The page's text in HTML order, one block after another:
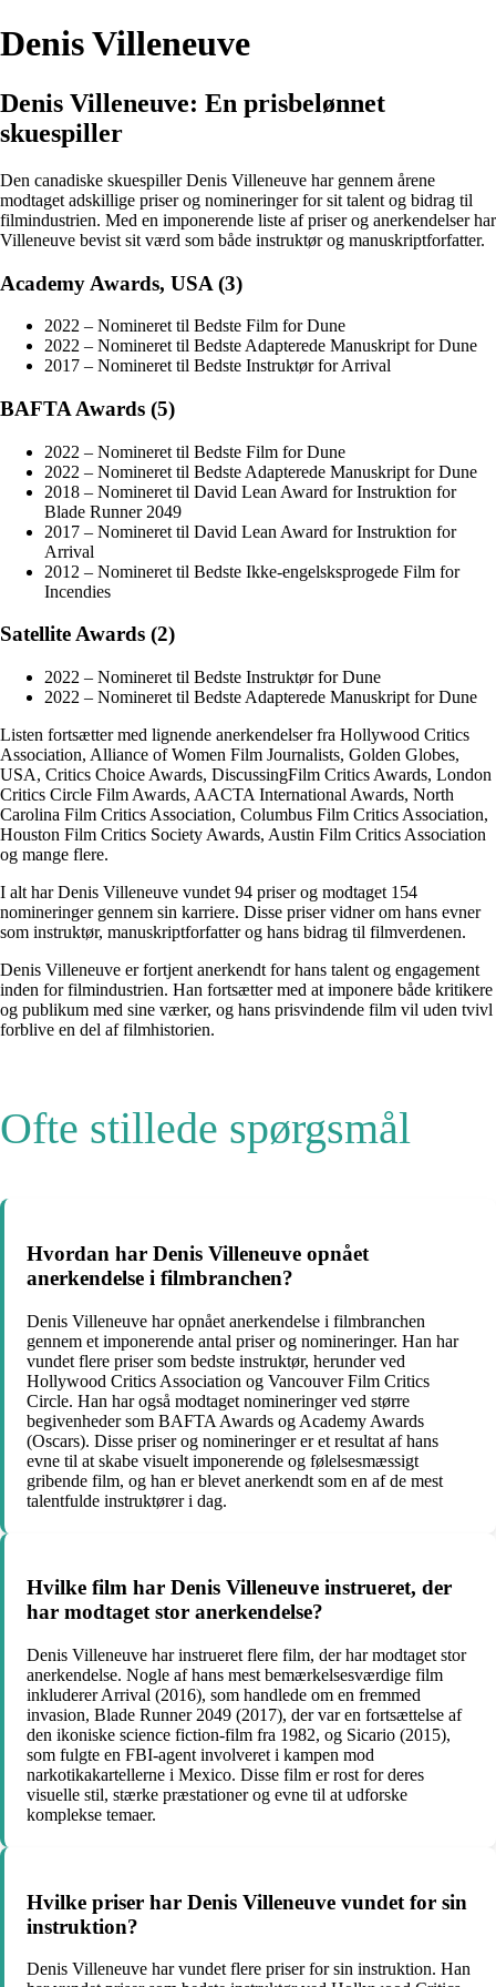
Denis Villeneuve
Denis Villeneuve: En prisbelønnet
skuespiller
Den canadiske skuespiller Denis Villeneuve har gennem årene
modtaget adskillige priser og nomineringer for sit talent og bidrag til
filmindustrien. Med en imponerende liste af priser og anerkendelser har
Villeneuve bevist sit værd som både instruktør og manuskriptforfatter.
Academy Awards, USA (3)
2022 – Nomineret til Bedste Film for Dune
2022 – Nomineret til Bedste Adapterede Manuskript for Dune
2017 – Nomineret til Bedste Instruktør for Arrival
BAFTA Awards (5)
2022 – Nomineret til Bedste Film for Dune
2022 – Nomineret til Bedste Adapterede Manuskript for Dune
2018 – Nomineret til David Lean Award for Instruktion for
Blade Runner 2049
2017 – Nomineret til David Lean Award for Instruktion for
Arrival
2012 – Nomineret til Bedste Ikke-engelsksprogede Film for
Incendies
Satellite Awards (2)
2022 – Nomineret til Bedste Instruktør for Dune
2022 – Nomineret til Bedste Adapterede Manuskript for Dune
Listen fortsætter med lignende anerkendelser fra Hollywood Critics
Association, Alliance of Women Film Journalists, Golden Globes,
USA, Critics Choice Awards, DiscussingFilm Critics Awards, London
Critics Circle Film Awards, AACTA International Awards, North
Carolina Film Critics Association, Columbus Film Critics Association,
Houston Film Critics Society Awards, Austin Film Critics Association
og mange flere.
I alt har Denis Villeneuve vundet 94 priser og modtaget 154
nomineringer gennem sin karriere. Disse priser vidner om hans evner
som instruktør, manuskriptforfatter og hans bidrag til filmverdenen.
Denis Villeneuve er fortjent anerkendt for hans talent og engagement
inden for filmindustrien. Han fortsætter med at imponere både kritikere
og publikum med sine værker, og hans prisvindende film vil uden tvivl
forblive en del af filmhistorien.
Ofte stillede spørgsmål
Hvordan har Denis Villeneuve opnået
anerkendelse i filmbranchen?
Denis Villeneuve har opnået anerkendelse i filmbranchen
gennem et imponerende antal priser og nomineringer. Han har
vundet flere priser som bedste instruktør, herunder ved
Hollywood Critics Association og Vancouver Film Critics
Circle. Han har også modtaget nomineringer ved større
begivenheder som BAFTA Awards og Academy Awards
(Oscars). Disse priser og nomineringer er et resultat af hans
evne til at skabe visuelt imponerende og følelsesmæssigt
gribende film, og han er blevet anerkendt som en af de mest
talentfulde instruktører i dag.
Hvilke film har Denis Villeneuve instrueret, der
har modtaget stor anerkendelse?
Denis Villeneuve har instrueret flere film, der har modtaget stor
anerkendelse. Nogle af hans mest bemærkelsesværdige film
inkluderer Arrival (2016), som handlede om en fremmed
invasion, Blade Runner 2049 (2017), der var en fortsættelse af
den ikoniske science fiction-film fra 1982, og Sicario (2015),
som fulgte en FBI-agent involveret i kampen mod
narkotikakartellerne i Mexico. Disse film er rost for deres
visuelle stil, stærke præstationer og evne til at udforske
komplekse temaer.
Hvilke priser har Denis Villeneuve vundet for sin
instruktion?
Denis Villeneuve har vundet flere priser for sin instruktion. Han